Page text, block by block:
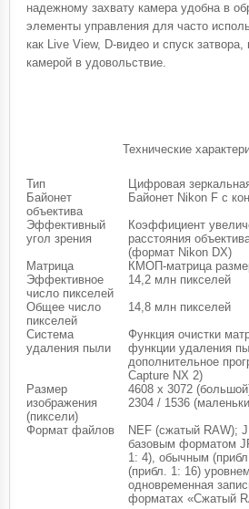
надежному захвату камера удобна в
элементы управления для часто
как Live View, D-видео и спуск
камерой в удовольствие.
Технические
Тип
Цифровая
Байонет
объектива
Байонет Nikon F с
Эффективный
угол зрения
Коэффициент
расстояния
(формат Nikon DX)
Матрица
КМОП-матрица
Эффективное
число пикселей
14,2 млн пикселей
Общее число
пикселей
14,8 млн пикселей
Система
удаления пыли
Функция очистки
функции удаления
дополнительное
Capture NX 2)
Размер
изображения
(пиксели)
4608 x 3072
2304 / 1536
Формат файлов
NEF (сжатый RAW);
базовым форматом
1: 4), обычным
(прибл. 1: 16)
одновременная
форматах «Сжатый